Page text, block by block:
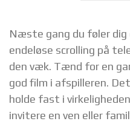
Næste gang du føler
endeløse scrolling på
den væk. Tænd for en
god film i afspilleren.
holde fast i
invitere en ven eller